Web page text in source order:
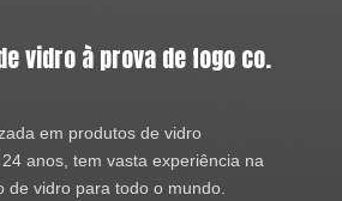
vidro à prova de fogo co.
em produtos de vidro
anos, tem vasta experiência na
de vidro para todo o mundo.